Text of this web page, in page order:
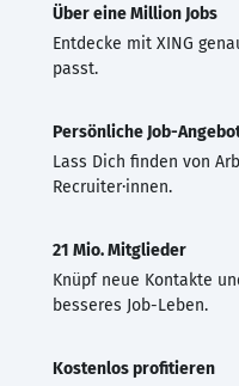
Über eine Million Jobs
Entdecke mit XING
passt.
Persönliche Job-
Lass Dich finden von
Recruiter·innen.
21 Mio. Mitglieder
Knüpf neue Kontakte
besseres Job-Leben.
Kostenlos profitieren